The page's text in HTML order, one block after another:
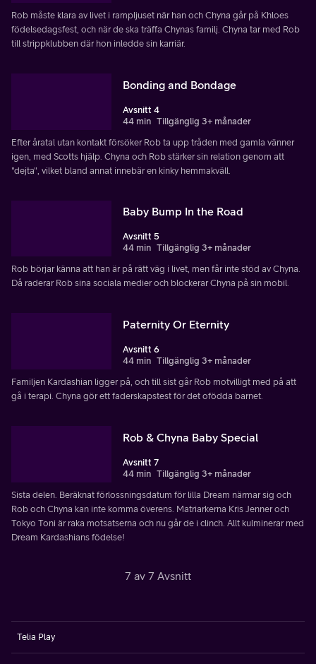
Rob måste klara av livet i rampljuset när han och Chyna går på Khloes
födelsedagsfest, och när de ska träffa Chynas familj. Chyna tar med Rob
till strippklubben där hon inledde sin karriär.
Bonding and Bondage
Avsnitt 4
44 min Tillgänglig 3+ månader
Efter åratal utan kontakt försöker Rob ta upp tråden med gamla vänner
igen, med Scotts hjälp. Chyna och Rob stärker sin relation genom att
"dejta", vilket bland annat innebär en kinky hemmakväll.
Baby Bump In the Road
Avsnitt 5
44 min Tillgänglig 3+ månader
Rob börjar känna att han är på rätt väg i livet, men får inte stöd av Chyna.
Då raderar Rob sina sociala medier och blockerar Chyna på sin mobil.
Paternity Or Eternity
Avsnitt 6
44 min Tillgänglig 3+ månader
Familjen Kardashian ligger på, och till sist går Rob motvilligt med på att
gå i terapi. Chyna gör ett faderskapstest för det ofödda barnet.
Rob & Chyna Baby Special
Avsnitt 7
44 min Tillgänglig 3+ månader
Sista delen. Beräknat förlossningsdatum för lilla Dream närmar sig och
Rob och Chyna kan inte komma överens. Matriarkerna Kris Jenner och
Tokyo Toni är raka motsatserna och nu går de i clinch. Allt kulminerar med
Dream Kardashians födelse!
7 av 7 Avsnitt
Telia Play